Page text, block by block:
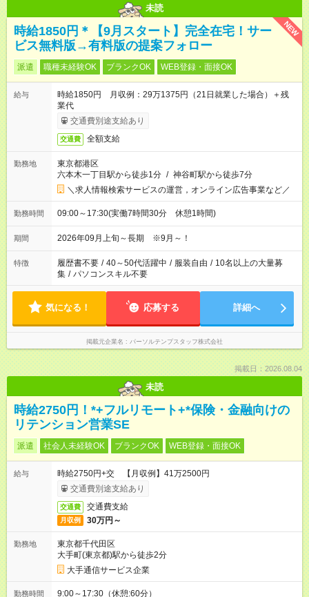
未読
NEW
時給1850円＊【9月スタート】完全在宅！サー
ビス無料版→有料版の提案フォロー
派遣 職種未経験OK ブランクOK WEB登録・面接OK
給与
時給1850円 月収例：29万1375円（21日就業した場合）＋残
業代
交通費別途支給あり
交通費 全額支給
勤務地
東京都港区
六本木一丁目駅から徒歩1分 / 神谷町駅から徒歩7分
＼求人情報検索サービスの運営，オンライン広告事業など／
勤務時間 09:00～17:30(実働7時間30分 休憩1時間)
期間 2026年09月上旬～長期 ※9月～！
特徴 履歴書不要 / 40～50代活躍中 / 服装自由 / 10名以上の大量募
集 / パソコンスキル不要
気になる！ 応募する 詳細へ
掲載元企業名 パーソルテンプスタッフ株式会社
掲載日：2026.08.04
未読
時給2750円！*+フルリモート+*保険・金融向けの
リテンション営業SE
派遣 社会人未経験OK ブランクOK WEB登録・面接OK
給与
時給2750円+交 【月収例】41万2500円
交通費別途支給あり
交通費 交通費支給
月収例 30万円～
勤務地
東京都千代田区
大手町(東京都)駅から徒歩2分
大手通信サービス企業
勤務時間 9:00～17:30（休憩:60分）